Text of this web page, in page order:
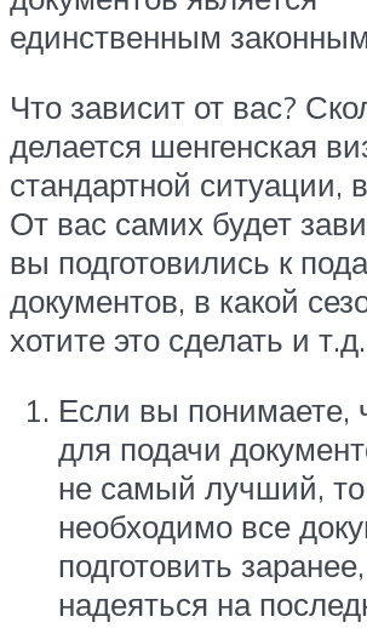
единственным
Что зависит от вас?
делается шенгенская
стандартной ситуации,
От вас самих будет
вы подготовились к
документов, в какой
хотите это сделать и т.д.
Если вы понимаете,
для подачи
не самый лучший, то
необходимо все
подготовить
надеяться на